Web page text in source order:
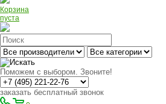
Корзина
пуста
Поможем с выбором. Звоните!
заказать бесплатный звонок